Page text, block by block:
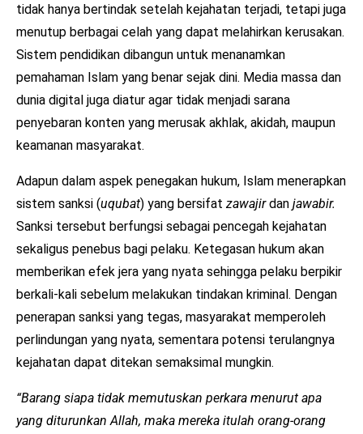
tidak hanya bertindak setelah kejahatan terjadi, tetapi juga
menutup berbagai celah yang dapat melahirkan kerusakan.
Sistem pendidikan dibangun untuk menanamkan
pemahaman Islam yang benar sejak dini. Media massa dan
dunia digital juga diatur agar tidak menjadi sarana
penyebaran konten yang merusak akhlak, akidah, maupun
keamanan masyarakat.
Adapun dalam aspek penegakan hukum, Islam menerapkan
sistem sanksi (uqubat) yang bersifat zawajirdan jawabir.
Sanksi tersebut berfungsi sebagai pencegah kejahatan
sekaligus penebus bagi pelaku. Ketegasan hukum akan
memberikan efek jera yang nyata sehingga pelaku berpikir
berkali-kali sebelum melakukan tindakan kriminal. Dengan
penerapan sanksi yang tegas, masyarakat memperoleh
perlindungan yang nyata, sementara potensi terulangnya
kejahatan dapat ditekan semaksimal mungkin.
“Barang siapa tidak memutuskan perkara menurut apa
yang diturunkan Allah, maka mereka itulah orang-orang